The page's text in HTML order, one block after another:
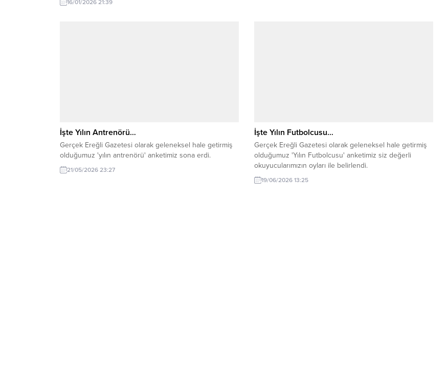
yürüten Zonguldak Ereğli Spor yine 3. Lig takımlarından
16/01/2026 21:39
İşte Yılın Antrenörü…
Gerçek Ereğli Gazetesi olarak geleneksel hale getirmiş
olduğumuz 'yılın antrenörü' anketimiz sona erdi.
21/05/2026 23:27
İşte Yılın Futbolcusu…
Gerçek Ereğli Gazetesi olarak geleneksel hale getirmiş
olduğumuz 'Yılın Futbolcusu' anketimiz siz değerli
okuyucularımızın oyları ile belirlendi.
19/06/2026 13:25